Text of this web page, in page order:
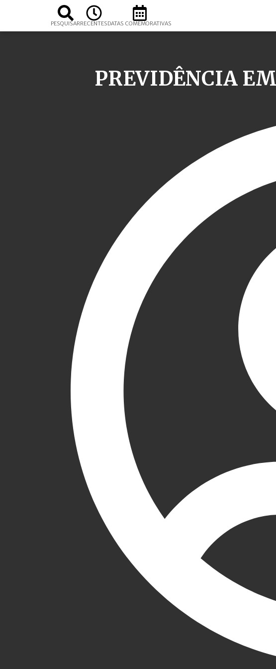
PESQUISARRECENTESDATAS COMEMORATIVAS
PREVIDÊNCIA